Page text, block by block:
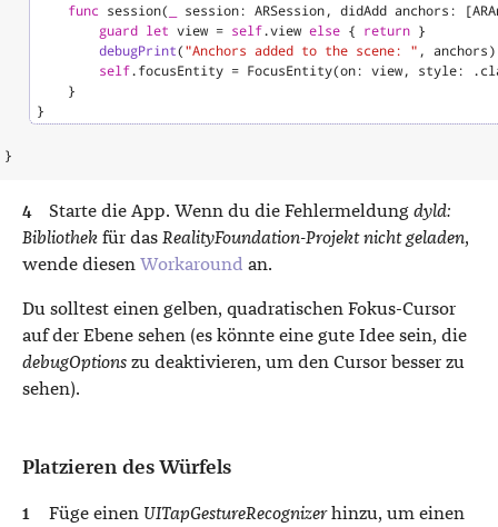
func session( session: ARSession, didAdd anchors : [
guard let view = self.view else { return }
debugPrint("Anchors added to the scene: " , anchors)
self.focusEntity = FocusEntity(on: view, style: .
}
}
}
Starte die App. Wenn du die Fehlermeldung dyld:
Bibliothek für das RealityFoundation-Projekt nicht geladen,
wende diesen Workaround an.
Du solltest einen gelben, quadratischen Fokus-Cursor
auf der Ebene sehen (es könnte eine gute Idee sein, die
debugOptions zu deaktivieren, um den Cursor besser zu
sehen).
Platzieren des Würfels
Füge einen UITapGestureRecognizerhinzu, um einen